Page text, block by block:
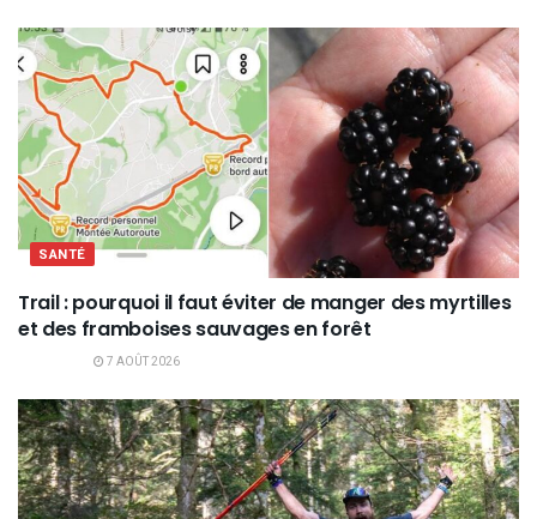
SANTÉ
Trail : pourquoi il faut éviter de manger des myrtilles
et des framboises sauvages en forêt
7 AOÛT 2026